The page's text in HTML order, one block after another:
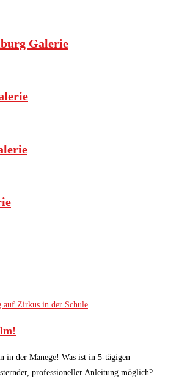
Galerie
in der Manege! Was ist in 5-tägigen
professioneller Anleitung möglich?